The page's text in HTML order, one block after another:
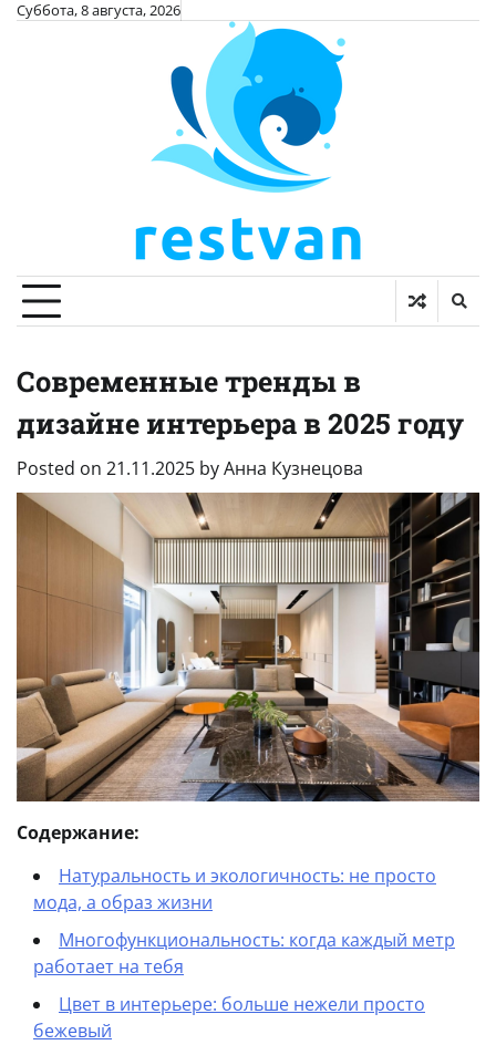
SkipСуббота, 8 августа, 2026
Современные тренды в
дизайне интерьера в 2025 году
Posted on 21.11.2025 byАнна Кузнецова
Содержание:
Натуральность и экологичность: не просто
мода, а образ жизни
Многофункциональность: когда каждый метр
работает на тебя
Цвет в интерьере: больше нежели просто
бежевый